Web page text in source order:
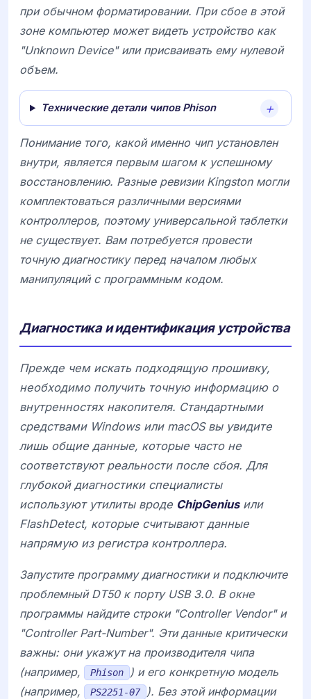
при обычном форматировании. При сбое в этой
зоне компьютер может видеть устройство как
"Unknown Device" или присваивать ему нулевой
объем.
Технические детали чипов Phison
Понимание того, какой именно чип установлен
внутри, является первым шагом к успешному
восстановлению. Разные ревизии Kingstonмогли
комплектоваться различными версиями
контроллеров, поэтому универсальной таблетки
не существует. Вам потребуется провести
точную диагностику перед началом любых
манипуляций с программным кодом.
Диагностика и идентификация устройства
Прежде чем искать подходящую прошивку,
необходимо получить точную информацию о
внутренностях накопителя. Стандартными
средствами Windows или macOS вы увидите
лишь общие данные, которые часто не
соответствуют реальности после сбоя. Для
глубокой диагностики специалисты
используют утилиты вроде ChipGeniusили
FlashDetect, которые считывают данные
напрямую из регистра контроллера.
Запустите программу диагностики и подключите
проблемный DT50к порту USB 3.0. В окне
программы найдите строки "Controller Vendor" и
"Controller Part-Number". Эти данные критически
важны: они укажут на производителя чипа
(например,
Phison
) и его конкретную модель
(например,
PS2251-07
). Без этой информации